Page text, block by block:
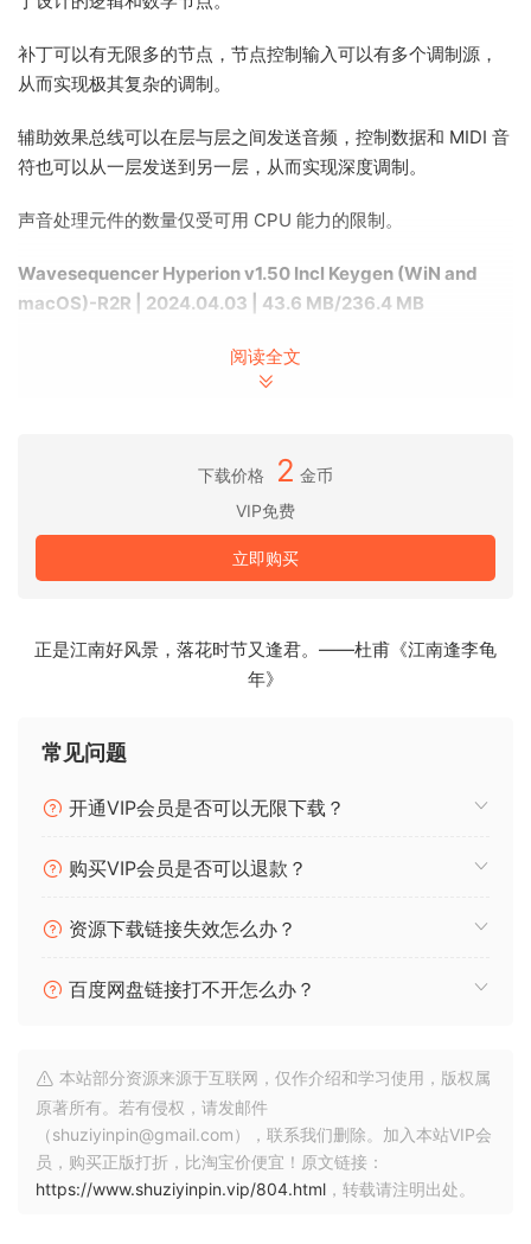
补丁可以有无限多的节点，节点控制输入可以有多个调制源，
从而实现极其复杂的调制。
辅助效果总线可以在层与层之间发送音频，控制数据和 MIDI 音
符也可以从一层发送到另一层，从而实现深度调制。
声音处理元件的数量仅受可用 CPU 能力的限制。
Wavesequencer Hyperion v1.50 Incl Keygen (WiN and
macOS)-R2R | 2024.04.03 | 43.6 MB/236.4 MB
Hyperion is a powerful VST3/AU plugin and standalone
synthesizer for Windows and Mac which features multiple
key and velocity zones, pitch bend ranges, tuning,
arpeggiator and individual per-layer effects.
Modular audio nodes cover classic oscillators with wave-
shaping and unison detunes with stereo spreading, wave-
FM, a plucked string model, a flute model, sample
playback, and sound-fonts (multi-samples).
bus effects as well as logic & math nodes for generative
control inputs can have multiple modulation sources
and control data and MIDI notes can also be sent from one
The number of sound processing elements is limited only
by the available CPU power.
阅读全文
下载价格 2 金币
VIP免费
立即购买
正是江南好风景，落花时节又逢君。——杜甫《江南逢李龟
年》
常见问题
开通VIP会员是否可以无限下载？
购买VIP会员是否可以退款？
资源下载链接失效怎么办？
百度网盘链接打不开怎么办？
本站部分资源来源于互联网，仅作介绍和学习使用，版权属
原著所有。若有侵权，请发邮件
（shuziyinpin@gmail.com），联系我们删除。加入本站VIP会
员，购买正版打折，比淘宝价便宜！原文链接：
https://www.shuziyinpin.vip/804.html ，转载请注明出处。